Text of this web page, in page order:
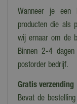
Wanneer je een
producten die als
wij ernaar om de
Binnen 2-4
postorder bedrijf.
Gratis verzending
Bevat de